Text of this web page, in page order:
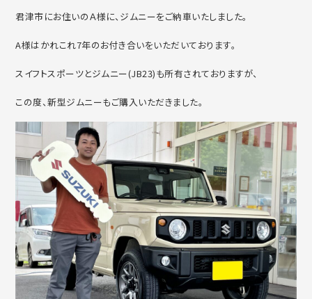
君津市にお住いのＡ様に、ジムニーをご納車いたしました。
A様はかれこれ7年のお付き合いをいただいております。
スイフトスポーツとジムニー(JB23)も所有されておりますが、
この度、新型ジムニーもご購入いただきました。